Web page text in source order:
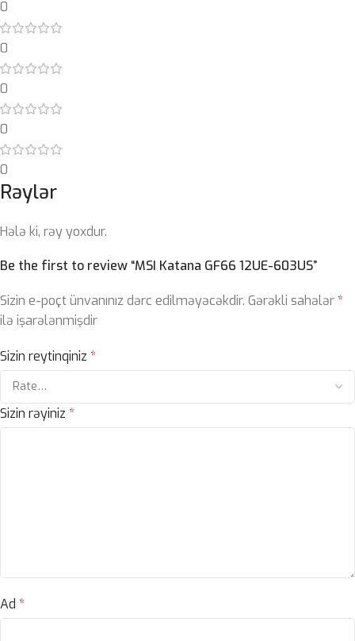
0
0
0
0
0
Rəylər
Hələ ki, rəy yoxdur.
Be the first to review “MSI Katana GF66 12UE-603US”
Sizin e-poçt ünvanınız dərc edilməyəcəkdir. Gərəkli sahələr*
ilə işarələnmişdir
Sizin reytinqiniz *
Sizin rəyiniz *
Ad *